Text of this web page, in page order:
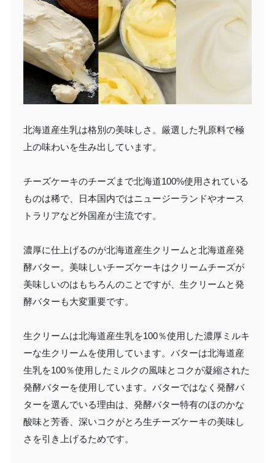
北海道産生乳は格別の美味しさ。厳選した乳原料で極
上の味わいを生み出しています。
チーズケーキのチーズまで北海道100%使用されている
ものは稀で、日本国内ではニュージーランドやオース
トラリアなど外国産が主流です。
濃厚に仕上げるのが北海道産生クリームと北海道産発
酵バター。美味しいチーズケーキはクリームチーズが
美味しいのはもちろんのことですが、生クリームと発
酵バターも大変重要です。
生クリームは北海道産生乳を100％使用した濃厚ミルキ
ーな生クリームを使用しています。バターは北海道産
生乳を100％使用したミルクの風味とコクが凝縮された
発酵バターを使用しています。バターではなく発酵バ
ターを選んでいる理由は、発酵バター特有のほのかな
酸味と芳香、深いコクがとろ生チーズケーキの美味し
さを引き上げるためです。